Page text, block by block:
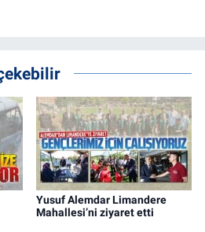
Yusuf Alemdar Limandere
Mahallesi’ni ziyaret etti